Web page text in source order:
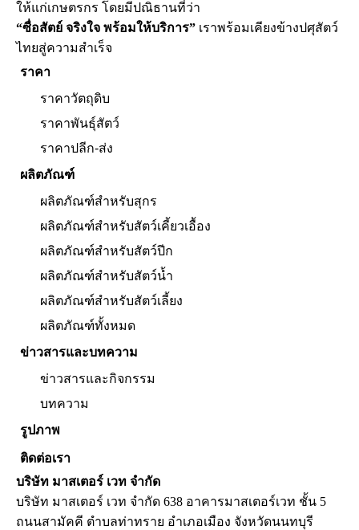
ให้แก่เกษตรกร โดยมีปณิธานที่ว่า
“ซื่อสัตย์ จริงใจ พร้อมให้บริการ” เราพร้อมเคียงข้างปศุสัตว์
ไทยสู่ความสำเร็จ
ราคา
ราคาวัตถุดิบ
ราคาพันธุ์สัตว์
ราคาปลีก-ส่ง
ผลิตภัณฑ์
ผลิตภัณฑ์สำหรับสุกร
ผลิตภัณฑ์สำหรับสัตว์เคี้ยวเอื้อง
ผลิตภัณฑ์สำหรับสัตว์ปีก
ผลิตภัณฑ์สำหรับสัตว์น้ำ
ผลิตภัณฑ์สำหรับสัตว์เลี้ยง
ผลิตภัณฑ์ทั้งหมด
ข่าวสารและบทความ
ข่าวสารและกิจกรรม
บทความ
รูปภาพ
ติดต่อเรา
บริษัท มาสเตอร์ เวท จำกัด
บริษัท มาสเตอร์ เวท จำกัด 638 อาคารมาสเตอร์เวท ชั้น 5
ถนนสามัคคี ตำบลท่าทราย อำเภอเมือง จังหวัดนนทบุรี